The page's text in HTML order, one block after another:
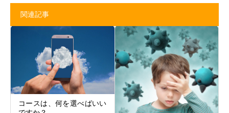
関連記事
コースは、何を選べばいい